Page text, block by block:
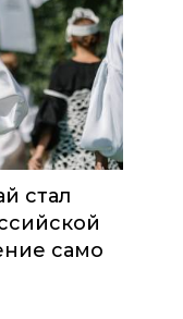
стал
само